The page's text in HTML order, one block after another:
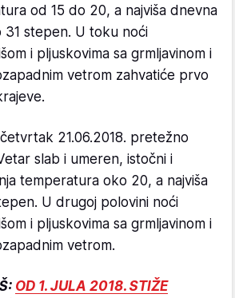
od 15 do 20, a najviša dnevna
stepen. U toku noći
i pljuskovima sa grmljavinom i
vetrom zahvatiće prvo
21.06.2018. pretežno
slab i umeren, istočni i
temperatura oko 20, a najviša
U drugoj polovini noći
i pljuskovima sa grmljavinom i
vetrom.
OD 1. JULA 2018. STIŽE